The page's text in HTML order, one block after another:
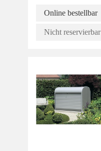
Online bestellbar
Nicht reservierbar